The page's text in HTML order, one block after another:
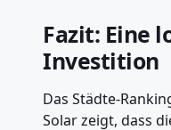
Fazit: Eine
Investition
Das Städte-
Solar zeigt, dass